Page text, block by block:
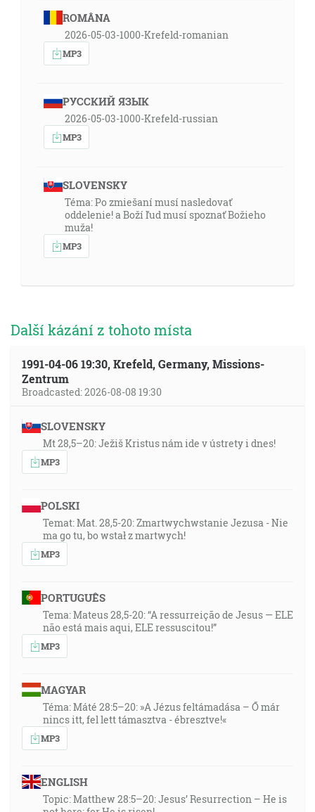
ROMÂNA
2026-05-03-1000-Krefeld-romanian
MP3
РУССКИЙ ЯЗЫК
2026-05-03-1000-Krefeld-russian
MP3
SLOVENSKY
Téma: Po zmiešaní musí nasledovať
oddelenie! a Boží ľud musí spoznať Božieho
muža!
MP3
Další kázání z tohoto místa
1991-04-06 19:30, Krefeld, Germany, Missions-
Zentrum
Broadcasted: 2026-08-08 19:30
SLOVENSKY
Mt 28,5–20: Ježiš Kristus nám ide v ústrety i dnes!
MP3
POLSKI
Temat: Mat. 28,5-20: Zmartwychwstanie Jezusa - Nie
ma go tu, bo wstał z martwych!
MP3
PORTUGUÊS
Tema: Mateus 28,5-20: “A ressurreição de Jesus — ELE
não está mais aqui, ELE ressuscitou!”
MP3
MAGYAR
Téma: Máté 28:5–20: »A Jézus feltámadása – Ő már
nincs itt, fel lett támasztva - ébresztve!«
MP3
ENGLISH
Topic: Matthew 28:5–20: Jesus’ Resurrection – He is